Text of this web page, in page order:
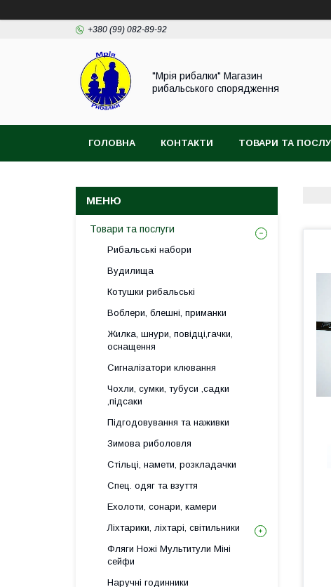
+380 (99) 082-89-92
"Мрія рибалки" Магазин
рибальського спорядження
ГОЛОВНА КОНТАКТИ ТОВАРИ ТА
Товари та послуги
Рибальські набори
Вудилища
Котушки рибальські
Воблери, блешні, приманки
Жилка, шнури, повідці,гачки,
оснащення
Сигналізатори клювання
Чохли, сумки, тубуси ,садки
,підсаки
Підгодовування та наживки
Зимова риболовля
Стільці, намети, розкладачки
Спец. одяг та взуття
Ехолоти, сонари, камери
Ліхтарики, ліхтарі, світильники
Фляги Ножі Мультитули Міні
сейфи
Наручні годинники